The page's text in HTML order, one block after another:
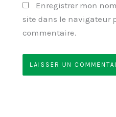
Enregistrer mon
site dans le navigateur
commentaire.